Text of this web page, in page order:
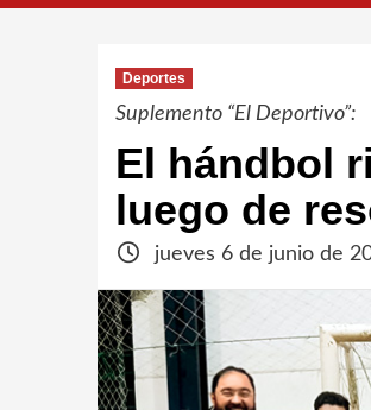
Deportes
Suplemento “El Deportivo”:
El hándbol
luego de
jueves 6 de junio de